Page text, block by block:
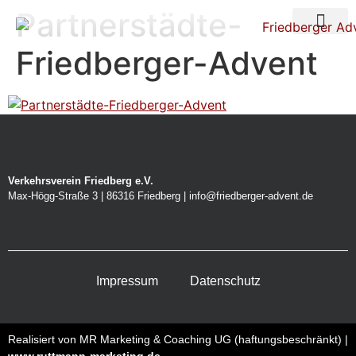
Partnerstädte-
Friedberger-Advent
Verkehrsverein Friedberg e.V.
Max-Högg-Straße 3 | 86316 Friedberg | info@friedberger-advent.de
Impressum Datenschutz
Realisiert von MR Marketing & Coaching UG (haftungsbeschränkt) |